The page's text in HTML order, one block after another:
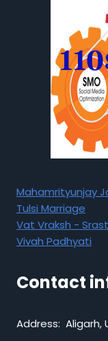
Mahamrityunjay
Tulsi Marriage
Vat Vraksh -
Vivah Padhyati
Contact
Address: Aligarh,